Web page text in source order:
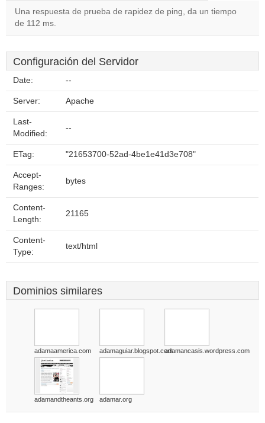
Una respuesta de prueba de rapidez de ping, da un tiempo
de 112 ms.
Configuración del Servidor
Date: --
Server: Apache
Last-
Modified:
--
ETag: "21653700-52ad-4be1e41d3e708"
Accept-
Ranges:
bytes
Content-
Length:
21165
Content-
Type:
text/html
Dominios similares
adamaamerica.com adamaguiar.blogspot.comadamancasis.wordpress.com
adamandtheants.org adamar.org